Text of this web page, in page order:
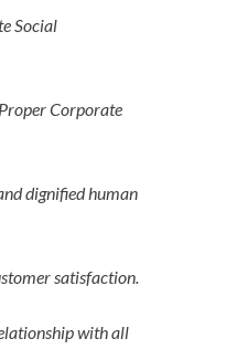
Social
Corporate
dignified human
satisfaction.
with all